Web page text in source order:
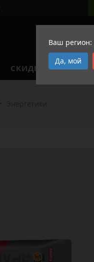
Ваш регион:
Да, мой
СКИДКИ АКЦИИ